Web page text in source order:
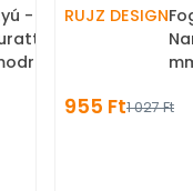
- 96 299.08
96 mm
- Farmer
RUJZ DESIGN
955 Ft1 027 Ft